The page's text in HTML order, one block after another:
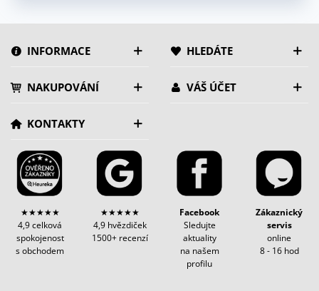
INFORMACE HLEDÁTE
NAKUPOVÁNÍ VÁŠ ÚČET
KONTAKTY
★★★★★
4,9 celková
spokojenost
s obchodem
★★★★★
4,9 hvězdiček
1500+ recenzí
Facebook
Sledujte
aktuality
na našem
profilu
Zákaznický
servis
online
8 - 16 hod